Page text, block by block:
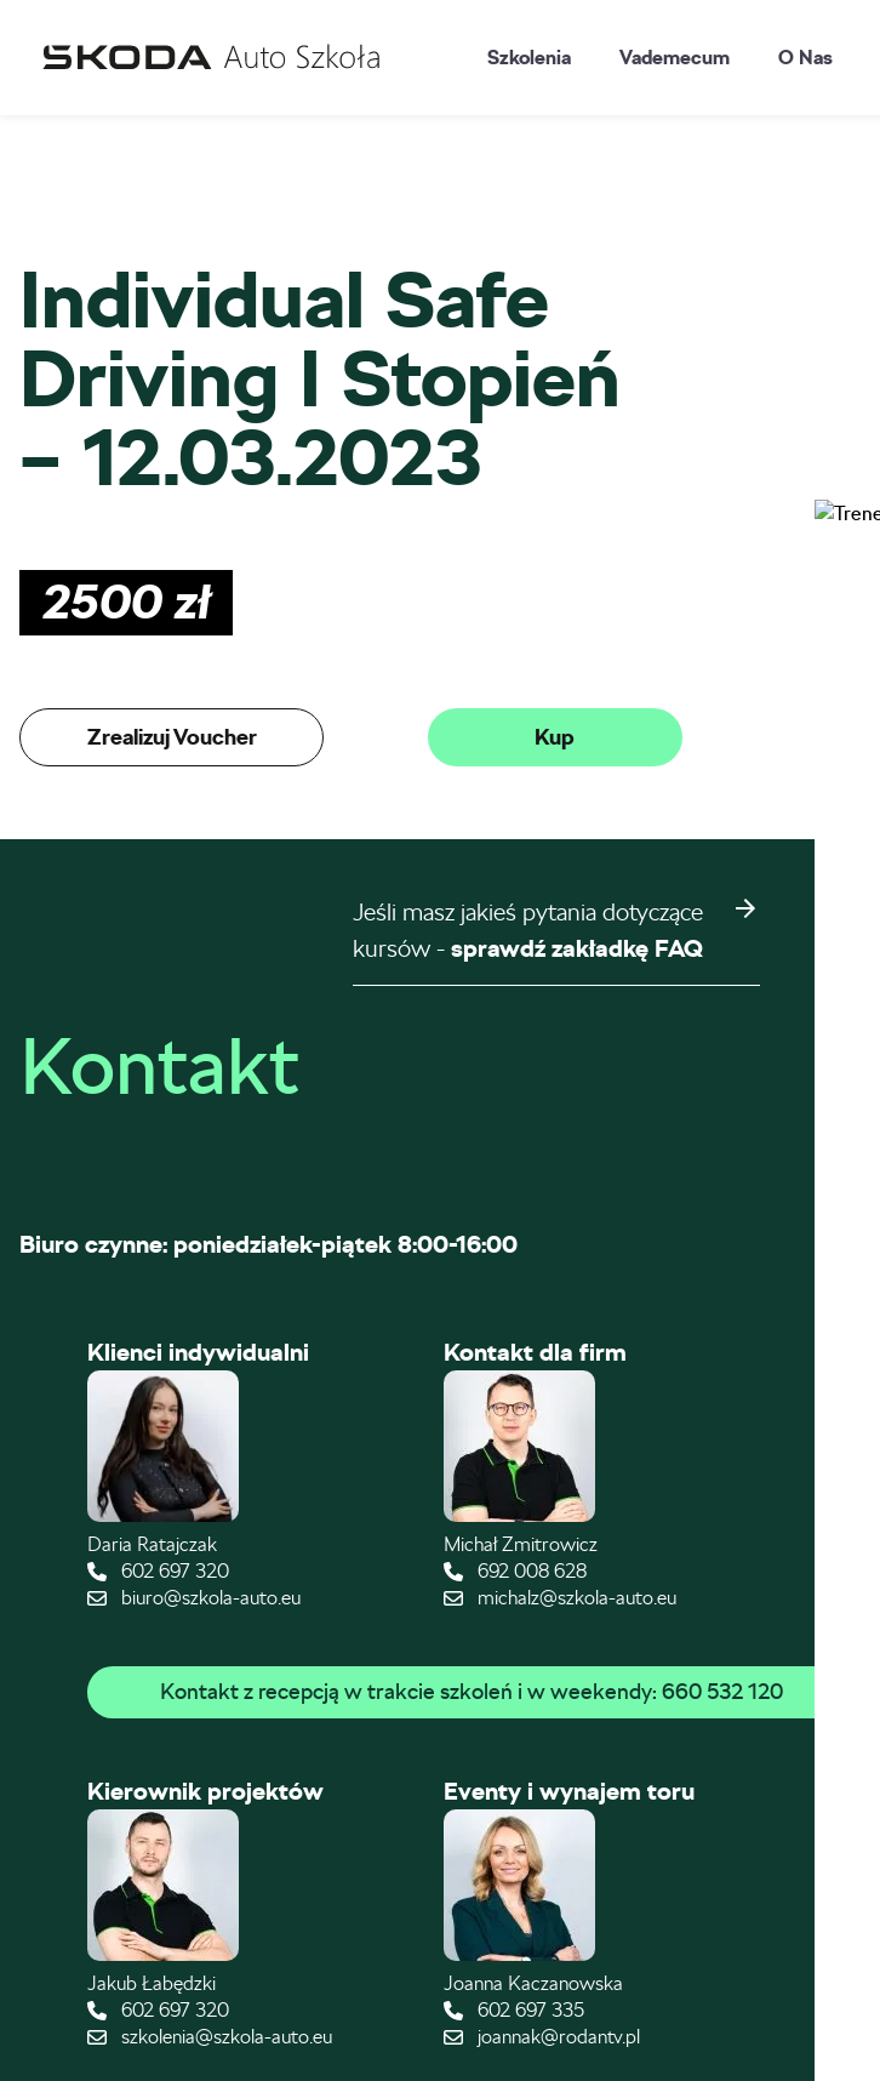
Szkolenia Vademecum O Nas
Individual Safe
Driving I Stopień
– 12.03.2023
2500zł
Zrealizuj Voucher Kup
Jeśli masz jakieś pytania dotyczące
kursów - sprawdź zakładkę FAQ
Kontakt
Biuro czynne: poniedziałek-piątek 8:00-16:00
Klienci indywidualni
Daria Ratajczak
602 697 320
biuro@szkola-auto.eu
Kontakt dla firm
Michał Zmitrowicz
692 008 628
michalz@szkola-auto.eu
Kontakt z recepcją w trakcie szkoleń i w weekendy: 660 532 120
Kierownik projektów
Jakub Łabędzki
602 697 320
szkolenia@szkola-auto.eu
Eventy i wynajem toru
Joanna Kaczanowska
602 697 335
joannak@rodantv.pl